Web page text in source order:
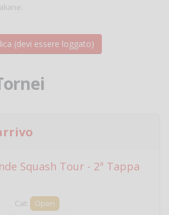
Squash Tour - 2ª Tappa
Cat:
Open